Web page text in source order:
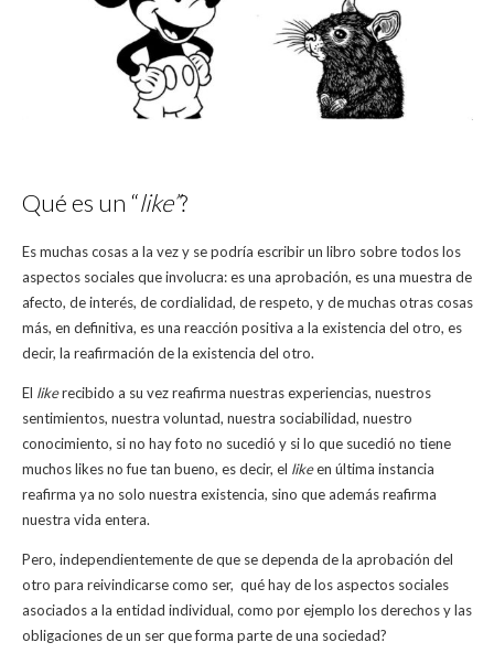
Qué es un “like”?
Es muchas cosas a la vez y se podría escribir un libro sobre todos los
aspectos sociales que involucra: es una aprobación, es una muestra de
afecto, de interés, de cordialidad, de respeto, y de muchas otras cosas
más, en definitiva, es una reacción positiva a la existencia del otro, es
decir, la reafirmación de la existencia del otro.
El likerecibido a su vez reafirma nuestras experiencias, nuestros
sentimientos, nuestra voluntad, nuestra sociabilidad, nuestro
conocimiento, si no hay foto no sucedió y si lo que sucedió no tiene
muchos likes no fue tan bueno, es decir, el likeen última instancia
reafirma ya no solo nuestra existencia, sino que además reafirma
nuestra vida entera.
Pero, independientemente de que se dependa de la aprobación del
otro para reivindicarse como ser, qué hay de los aspectos sociales
asociados a la entidad individual, como por ejemplo los derechos y las
obligaciones de un ser que forma parte de una sociedad?